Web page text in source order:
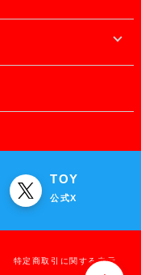
TOY
公式X
特定商取引に関する表示